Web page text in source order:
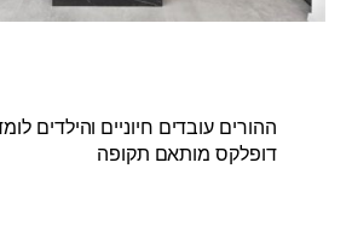
ההורים עובדים חיוניים והילדים
דופלקס מותאם תקופה